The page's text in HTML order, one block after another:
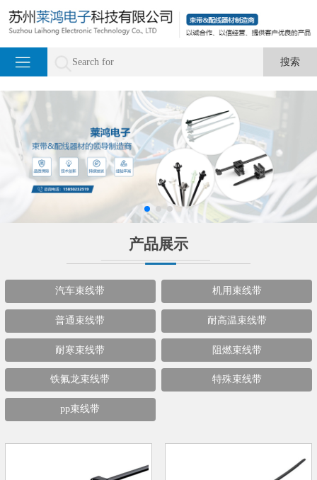
产品展示
汽车束线带 机用束线带
普通束线带 耐高温束线带
耐寒束线带 阻燃束线带
铁氟龙束线带 特殊束线带
pp束线带